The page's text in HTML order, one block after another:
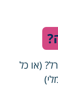
(או כל